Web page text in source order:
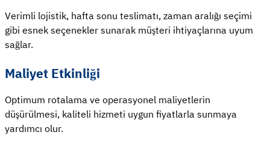
Verimli lojistik, hafta sonu teslimatı, zaman aralığı seçimi
gibi esnek seçenekler sunarak müşteri ihtiyaçlarına uyum
sağlar.
Maliyet Etkinliği
Optimum rotalama ve operasyonel maliyetlerin
düşürülmesi, kaliteli hizmeti uygun fiyatlarla sunmaya
yardımcı olur.